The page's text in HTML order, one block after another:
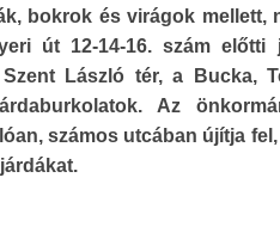
bokrok és virágok
út 12-14-16. szám
László tér, a Bucka,
Az
számos utcában újítja